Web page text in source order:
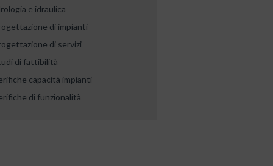
e idraulica
di impianti
di servizi
di fattibilità
capacità impianti
di funzionalità